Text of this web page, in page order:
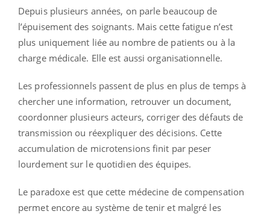
Depuis plusieurs années, on parle beaucoup de
l’épuisement des soignants. Mais cette fatigue n’est
plus uniquement liée au nombre de patients ou à la
charge médicale. Elle est aussi organisationnelle.
Les professionnels passent de plus en plus de temps à
chercher une information, retrouver un document,
coordonner plusieurs acteurs, corriger des défauts de
transmission ou réexpliquer des décisions. Cette
accumulation de microtensions finit par peser
lourdement sur le quotidien des équipes.
Le paradoxe est que cette médecine de compensation
permet encore au système de tenir et malgré les